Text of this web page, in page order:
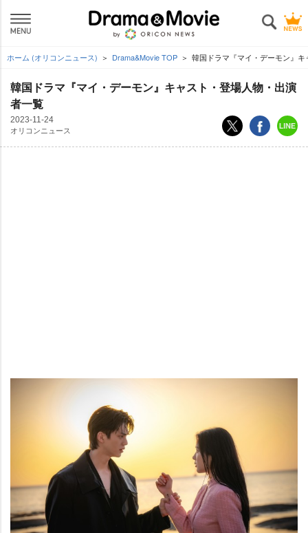
ホーム (オリコンニュース) Drama&Movie TOP 韓国ドラマ『マイ・デーモン』
韓国ドラマ『マイ・デーモン』キャスト・登場人物・出演
者一覧
2023-11-24
オリコンニュース